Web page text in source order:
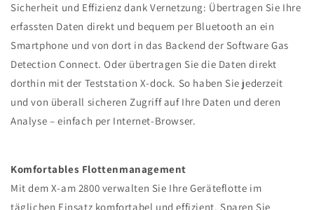
Sicherheit und Effizienz dank Vernetzung: Übertragen Sie Ihre
erfassten Daten direkt und bequem per Bluetooth an ein
Smartphone und von dort in das Backend der Software Gas
Detection Connect. Oder übertragen Sie die Daten direkt
dorthin mit der Teststation X-dock. So haben Sie jederzeit
und von überall sicheren Zugriff auf Ihre Daten und deren
Analyse – einfach per Internet-Browser.
Komfortables Flottenmanagement
Mit dem X-am 2800 verwalten Sie Ihre Geräteflotte im
täglichen Einsatz komfortabel und effizient. Sparen Sie